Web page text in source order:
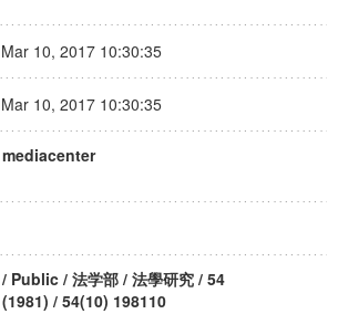
Mar 10, 2017 10:30:35
Mar 10, 2017 10:30:35
mediacenter
/ Public / 法学部 / 法學研究 / 54
(1981) / 54(10) 198110